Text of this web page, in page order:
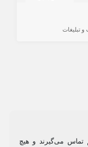
و تبلیغات
تماس می‌گیرند و هیچ